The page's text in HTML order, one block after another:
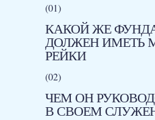
КАКОЙ ЖЕ
ДОЛЖЕН ИМЕТЬ
РЕЙКИ
(01)
ЧЕМ ОН
В СВОЕМ
(02)